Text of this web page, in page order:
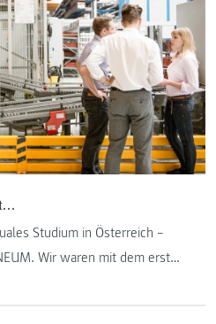
Studium in Österreich –
Wir waren mit dem ersten